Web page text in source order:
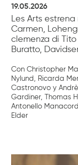
19.05.2026
Les Arts
Carmen,
clemenza di
Buratto,
Con Christopher
Nylund, Ricarda
Castronovo y Andrè
Gardiner, Thomas
Antonello
Elder